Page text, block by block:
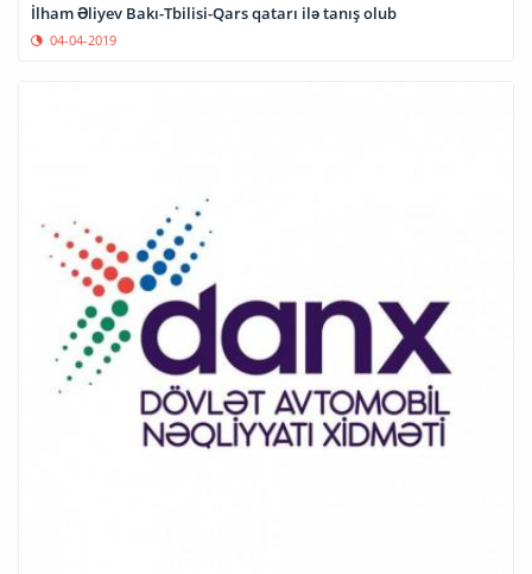
İlham Əliyev Bakı-Tbilisi-Qars qatarı ilə tanış olub
04-04-2019